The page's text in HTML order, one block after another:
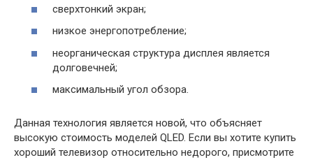
сверхтонкий экран;
низкое энергопотребление;
неорганическая структура дисплея является
долговечней;
максимальный угол обзора.
Данная технология является новой, что объясняет
высокую стоимость моделей QLED. Если вы хотите купить
хороший телевизор относительно недорого, присмотрите